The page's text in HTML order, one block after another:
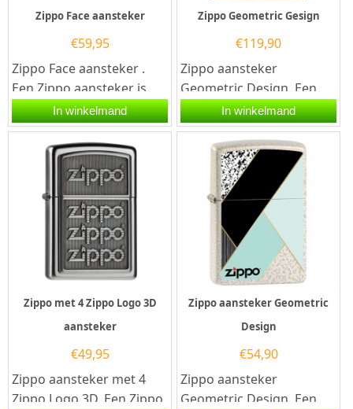
Zippo Face aansteker
€59,95
Zippo Face aansteker .
Een Zippo aansteker is
een kwalitatief
goede aansteker met...
In winkelmand
Zippo Geometric Gesign
€119,90
Zippo aansteker
Geometric Design. Een
Zippo aansteker is een
kwalitatief...
In winkelmand
Zippo met 4 Zippo Logo 3D
aansteker
€49,95
Zippo aansteker met 4
Zippo Logo 3D. Een Zippo
Zippo aansteker Geometric
Design
€54,90
Zippo aansteker
Geometric Design. Een